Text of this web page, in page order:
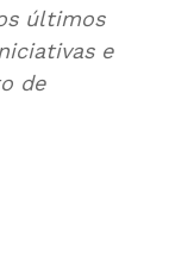
últimos
e
de